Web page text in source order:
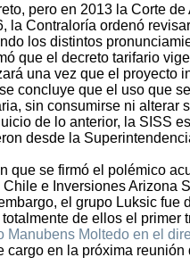
pero en 2013 la Corte
la Contraloría ordenó
los distintos
que el decreto tarifario
una vez que el proyecto
concluye que el uso que
sin consumirse ni alterar
de lo anterior, la SISS
desde la
que se firmó el polémico
e Inversiones Arizona
el grupo Luksic
de ellos el primer
Manubens Moltedo en el
cargo en la próxima